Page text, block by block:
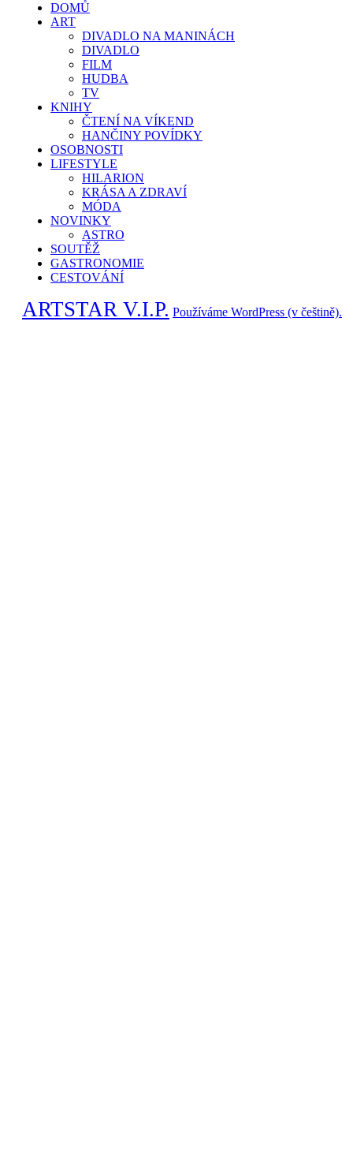
DOMŮ
ART
DIVADLO NA MANINÁCH
DIVADLO
FILM
HUDBA
TV
KNIHY
ČTENÍ NA VÍKEND
HANČINY POVÍDKY
OSOBNOSTI
LIFESTYLE
HILARION
KRÁSA A ZDRAVÍ
MÓDA
NOVINKY
ASTRO
SOUTĚŽ
GASTRONOMIE
CESTOVÁNÍ
ARTSTAR V.I.P. Používáme WordPress (v češtině).